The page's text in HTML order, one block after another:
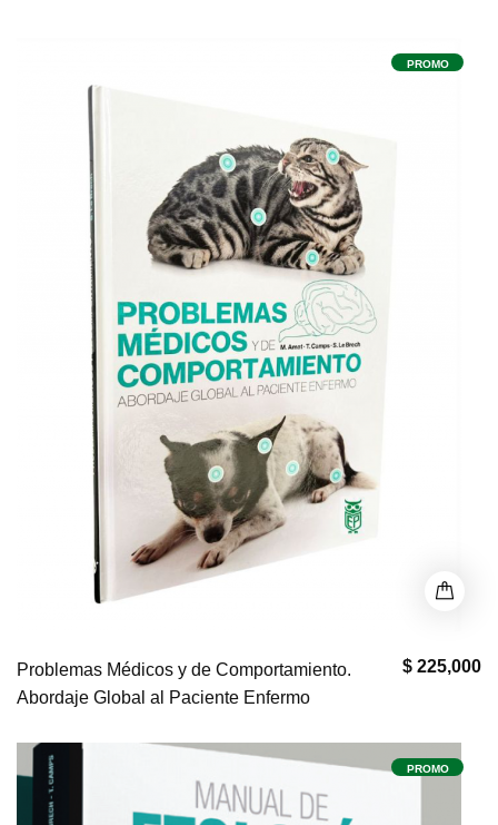
PROMO
$ 225,000
Problemas Médicos y de Comportamiento.
Abordaje Global al Paciente Enfermo
PROMO